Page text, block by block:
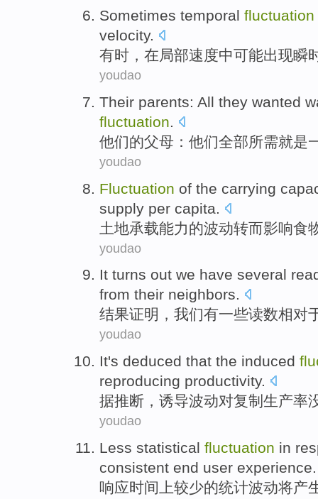
Sometimes temporal fluctuation
velocity.
有时 ， 在局部速度中可能出现瞬
youdao
Their parents: All they wanted
fluctuation.
他们的父母 ： 他们全部所需就是
youdao
Fluctuation of the carrying
supply per capita
土地承载能力的波动转而影响食
youdao
It turns out we have several
from their neighbors.
结果证明， 我们有一些读数相对
youdao
It's deduced that the induced
reproducing productivity.
据推断， 诱导波动对复制 生产率
youdao
Less statistical fluctuation in
consistent end user experience.
响应时间 上较少的统计波动将产